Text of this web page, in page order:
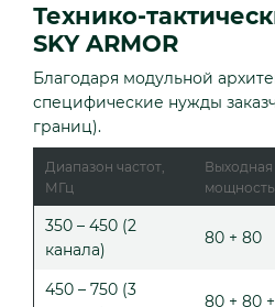
Технико-
SKY ARMOR
Благодаря модульной
специфические нужды
границ).
Диапазон частот,
МГц
Выходная
350 – 450 (2
канала)
80 + 80
450 – 750 (3
80 + 80